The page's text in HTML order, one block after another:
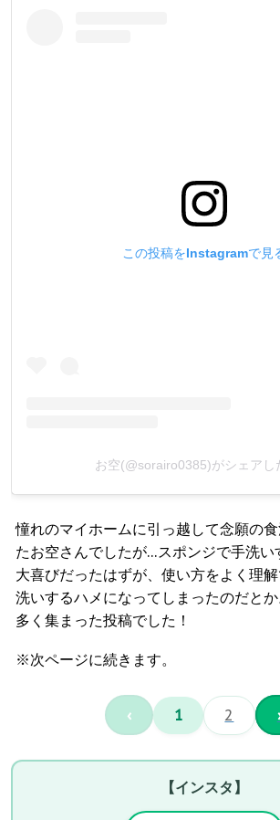
この投稿をInstagramで見
お空(@sorairo0385)がシェアし
憧れのマイホームに引っ越して念願の
たお空さんでしたが…スポンジで手洗い
大喜びだったはずが、使い方をよく理
洗いするハメになってしまったのだと
多く集まった投稿でした！
※次ページに続きます。
‹ 1 2
【インスタ】